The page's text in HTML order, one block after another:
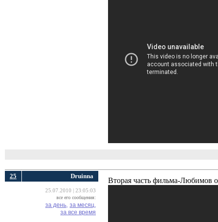
25 Druinna
25.07.2010 | 23:05:03
все его сообщения:
за день, за месяц,
за все время
Вторая часть фильма-Любимов